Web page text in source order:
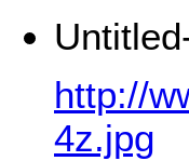
http://
4z.jpg